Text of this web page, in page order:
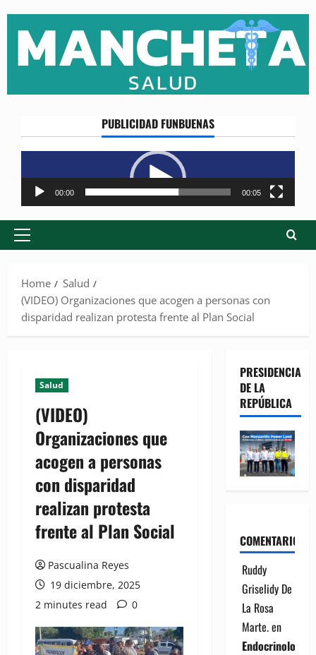
content
PUBLICIDAD FUNBUENAS
Reproductor
de
vídeo
00:00 00:05
Primary
Home
Salud
(VIDEO) Organizaciones que acogen a personas con
disparidad realizan protesta frente al Plan Social
Salud
(VIDEO)
Organizaciones que
acogen a personas
con disparidad
realizan protesta
frente al Plan Social
Pascualina Reyes
19 diciembre, 2025
2 minutes read
0
PRESIDENCIA
DE LA
REPÚBLICA
COMENTARIOS
Ruddy
Griselidy De
La Rosa
Marte.en
Endocrinología